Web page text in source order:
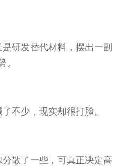
研发替代材料，摆出一副
。
不少，现实却很打脸。
散了一些，可真正决定高